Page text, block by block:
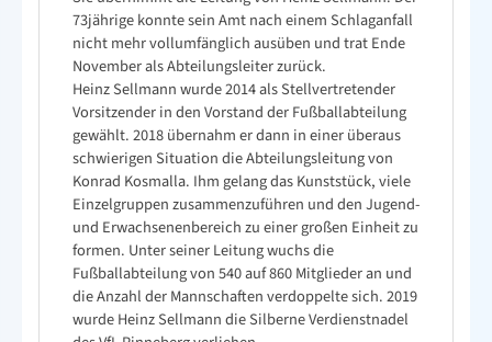
73jährige konnte sein Amt nach einem Schlaganfall
nicht mehr vollumfänglich ausüben und trat Ende
November als Abteilungsleiter zurück.
Heinz Sellmann wurde 2014 als Stellvertretender
Vorsitzender in den Vorstand der Fußballabteilung
gewählt. 2018 übernahm er dann in einer überaus
schwierigen Situation die Abteilungsleitung von
Konrad Kosmalla. Ihm gelang das Kunststück, viele
Einzelgruppen zusammenzuführen und den Jugend-
und Erwachsenenbereich zu einer großen Einheit zu
formen. Unter seiner Leitung wuchs die
Fußballabteilung von 540 auf 860 Mitglieder an und
die Anzahl der Mannschaften verdoppelte sich. 2019
wurde Heinz Sellmann die Silberne Verdienstnadel